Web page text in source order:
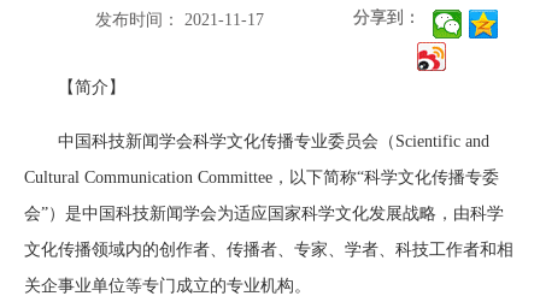
发布时间： 2021-11-17 分享到：
【简介】
中国科技新闻学会科学文化传播专业委员会（Scientific and
Cultural Communication Committee，以下简称“科学文化传播专委
会”）是中国科技新闻学会为适应国家科学文化发展战略，由科学
文化传播领域内的创作者、传播者、专家、学者、科技工作者和相
关企事业单位等专门成立的专业机构。